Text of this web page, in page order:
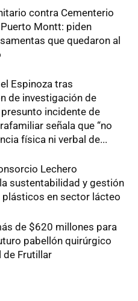
contra Cementerio
Montt: piden
que quedaron al
Espinoza tras
de investigación de
incidente de
señala que “no
física ni verbal de...
Lechero
sustentabilidad y gestión
en sector lácteo
de $620 millones para
pabellón quirúrgico
de Frutillar